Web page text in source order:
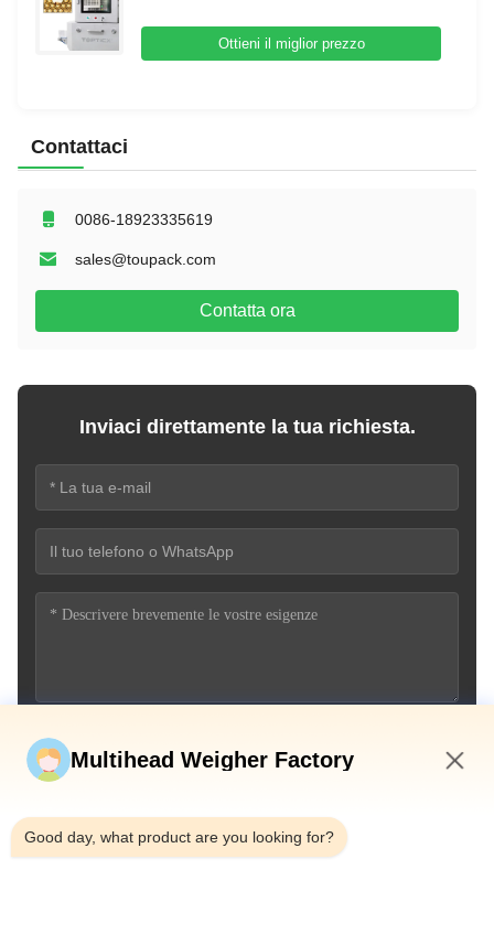
Ottieni il miglior prezzo
Contattaci
0086-18923335619
sales@toupack.com
Contatta ora
Inviaci direttamente la tua richiesta.
Multihead Weigher Factory
Good day, what product are you looking for?